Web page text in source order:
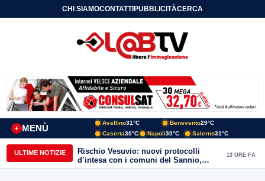
CHI SIAMOCONTATTIPUBBLICITÀCERCA
MENÙ
+
Avellino31°C Benevento29°C
Caserta30°C Napoli30°C Salerno31°C
ULTIME NOTIZIE
Rischio Vesuvio: nuovi protocolli
d’intesa con i comuni del Sannio,
firmato il protocollo con Arpaise
13 ORE FA